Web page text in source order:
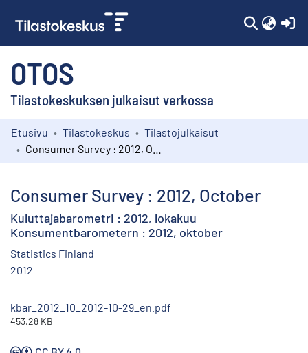
OTOS
Tilastokeskuksen julkaisut verkossa
Kokoelmat
Etusivu Tilastokeskus
Tilastojulkaisut
Consumer Survey : 2012, October
Kuluttajabarometri : 2012, lokakuu
Konsumentbarometern : 2012, oktober
Statistics Finland
2012
kbar_2012_10_2012-10-29_en.pdf
453.28 KB